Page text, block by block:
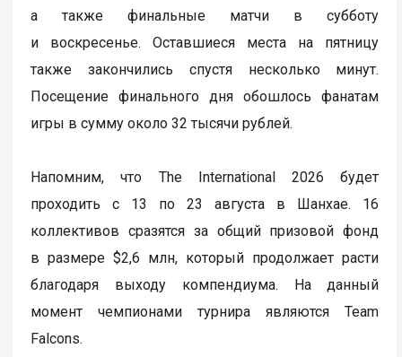
а также финальные матчи в субботу
и воскресенье. Оставшиеся места на пятницу
также закончились спустя несколько минут.
Посещение финального дня обошлось фанатам
игры в сумму около 32 тысячи рублей.
Напомним, что The International 2026 будет
проходить с 13 по 23 августа в Шанхае. 16
коллективов сразятся за общий призовой фонд
в размере $2,6 млн, который продолжает расти
благодаря выходу компендиума. На данный
момент чемпионами турнира являются Team
Falcons.